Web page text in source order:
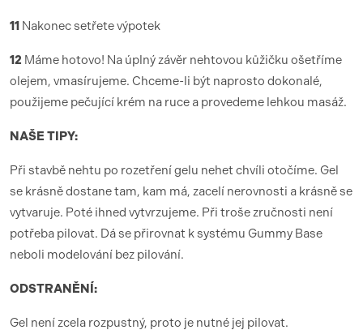
11 Nakonec setřete výpotek
12 Máme hotovo! Na úplný závěr nehtovou kůžičku ošetříme
olejem, vmasírujeme. Chceme-li být naprosto dokonalé,
použijeme pečující krém na ruce a provedeme lehkou masáž.
NAŠE TIPY:
Při stavbě nehtu po rozetření gelu nehet chvíli otočíme. Gel
se krásně dostane tam, kam má, zacelí nerovnosti a krásně se
vytvaruje. Poté ihned vytvrzujeme. Při troše zručnosti není
potřeba pilovat. Dá se přirovnat k systému Gummy Base
neboli modelování bez pilování.
ODSTRANĚNÍ:
Gel není zcela rozpustný, proto je nutné jej pilovat.